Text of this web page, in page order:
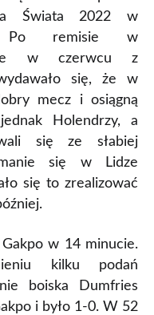
Świata 2022 w
Po remisie w
w czerwcu z
się, że w
mecz i osiągną
Holendrzy, a
się ze słabiej
się w Lidze
się to zrealizować
w 14 minucie.
kilku podań
boiska Dumfries
i było 1-0. W 52